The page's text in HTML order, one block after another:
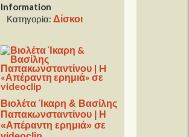
Information
Κατηγορία:Δίσκοι
Βιολέτα Ίκαρη & Βασίλης
Παπακωνσταντίνου | H
«Απέραντη ερημιά» σε